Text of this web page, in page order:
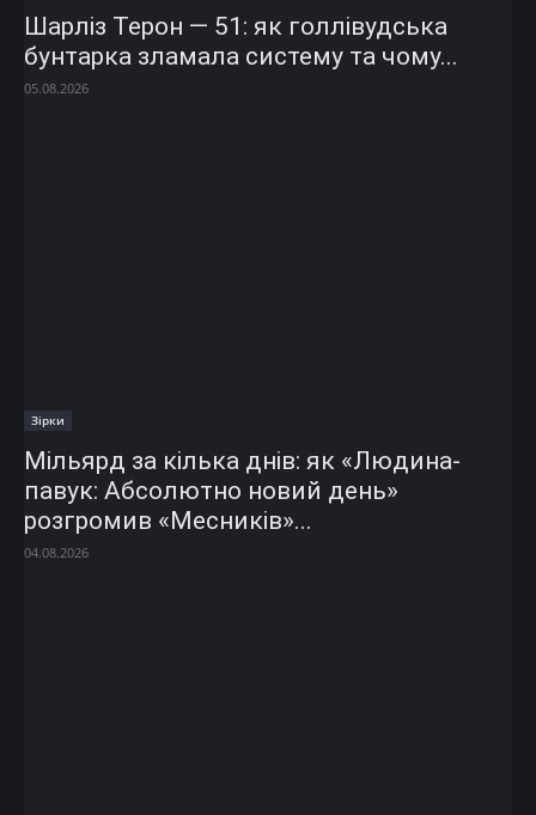
Шарліз Терон — 51: як голлівудська
бунтарка зламала систему та чому...
05.08.2026
Зірки
Мільярд за кілька днів: як «Людина-
павук: Абсолютно новий день»
розгромив «Месників»...
04.08.2026